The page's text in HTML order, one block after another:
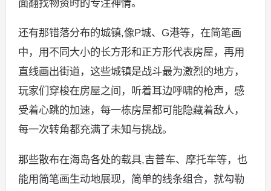
面翻找物资时的专注神情。
还有那错落分布的城镇,像P城、G港等，在简笔画
中，用不同大小的长方形和正方形代表房屋，再用
直线画出街道，这些城镇是战斗最为激烈的地方，
玩家们穿梭在房屋之间，听着耳边呼啸的枪声，感
受着心跳的加速，每一栋房屋都可能隐藏着敌人，
每一次转角都充满了未知与挑战。
那些散布在海岛各处的载具,吉普车、摩托车等，也
能用简笔画生动地展现，简单的线条组合，就勾勒